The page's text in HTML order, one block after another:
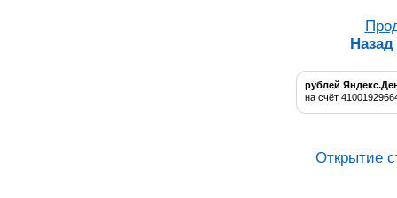
Назад
рублей
на счёт
Открытие